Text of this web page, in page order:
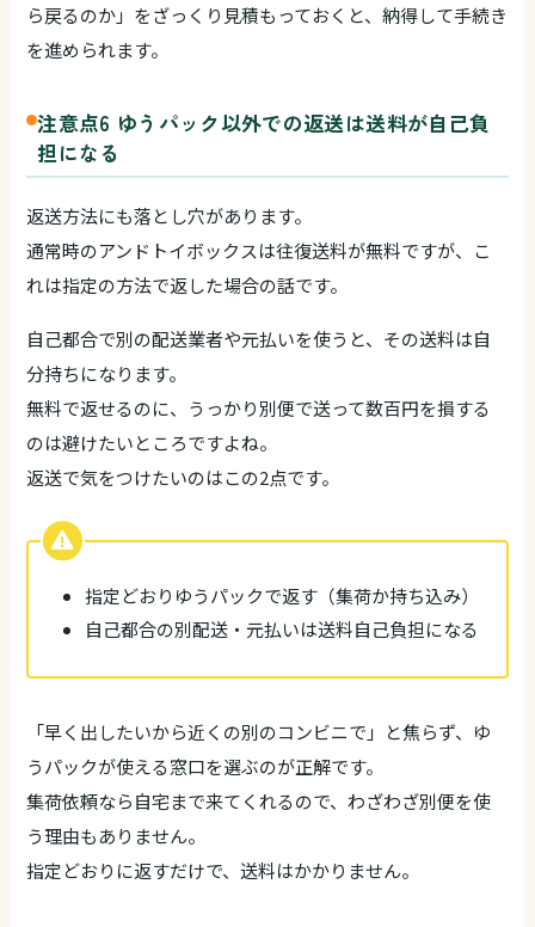
ら戻るのか」をざっくり見積もっておくと、納得して手続き
を進められます。
注意点6 ゆうパック以外での返送は送料が自己負
担になる
返送方法にも落とし穴があります。
通常時のアンドトイボックスは往復送料が無料ですが、こ
れは指定の方法で返した場合の話です。
自己都合で別の配送業者や元払いを使うと、その送料は自
分持ちになります。
無料で返せるのに、うっかり別便で送って数百円を損する
のは避けたいところですよね。
返送で気をつけたいのはこの2点です。
指定どおりゆうパックで返す（集荷か持ち込み）
自己都合の別配送・元払いは送料自己負担になる
「早く出したいから近くの別のコンビニで」と焦らず、ゆ
うパックが使える窓口を選ぶのが正解です。
集荷依頼なら自宅まで来てくれるので、わざわざ別便を使
う理由もありません。
指定どおりに返すだけで、送料はかかりません。